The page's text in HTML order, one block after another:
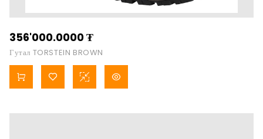
356'000.0000₮
Гутал TORSTEIN BROWN